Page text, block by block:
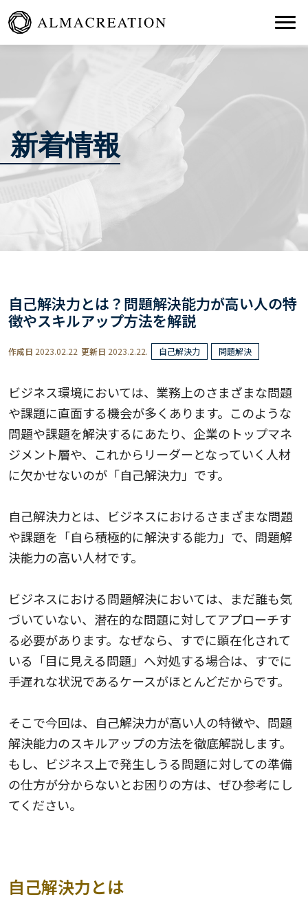
新着情報
自己解決力とは？問題解決能力が高い人の特
徴やスキルアップ方法を解説
作成日 2023.02.22 更新日 2023.2.22. 自己解決力 問題解決
ビジネス環境においては、業務上のさまざまな問題
や課題に直面する機会が多くあります。このような
問題や課題を解決するにあたり、企業のトップマネ
ジメント層や、これからリーダーとなっていく人材
に欠かせないのが「自己解決力」です。
自己解決力とは、ビジネスにおけるさまざまな問題
や課題を「自ら積極的に解決する能力」で、問題解
決能力の高い人材です。
ビジネスにおける問題解決においては、まだ誰も気
づいていない、潜在的な問題に対してアプローチす
る必要があります。なぜなら、すでに顕在化されて
いる「目に見える問題」へ対処する場合は、すでに
手遅れな状況であるケースがほとんどだからです。
そこで今回は、自己解決力が高い人の特徴や、問題
解決能力のスキルアップの方法を徹底解説します。
もし、ビジネス上で発生しうる問題に対しての準備
の仕方が分からないとお困りの方は、ぜひ参考にし
てください。
自己解決力とは